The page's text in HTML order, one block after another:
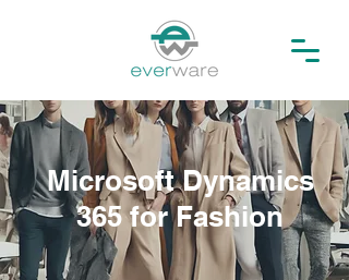
Microsoft Dynamics
365 for Fashion